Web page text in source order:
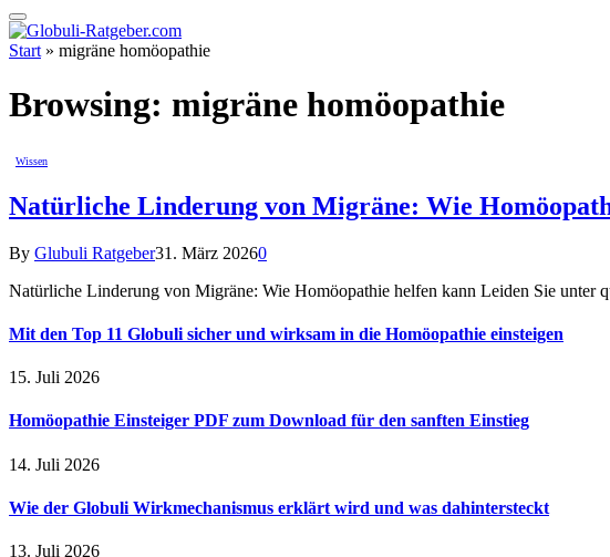
Start » migräne homöopathie
Browsing: migräne homöopathie
Wissen
Natürliche Linderung von Migräne: Wie
By Glubuli Ratgeber31. März 20260
Natürliche Linderung von Migräne: Wie Homöopathie helfen kann Leiden Sie
Mit den Top 11 Globuli sicher und wirksam in die Homöopathie einsteigen
15. Juli 2026
Homöopathie Einsteiger PDF zum Download für den sanften Einstieg
14. Juli 2026
Wie der Globuli Wirkmechanismus erklärt wird und was dahintersteckt
13. Juli 2026